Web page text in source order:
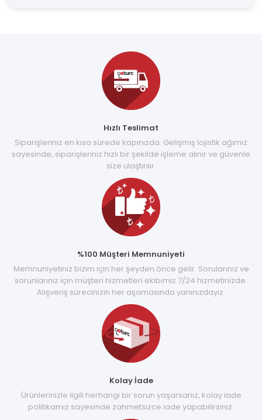
Hızlı Teslimat
Siparişleriniz en kısa sürede kapınızda. Gelişmiş lojistik ağımız
sayesinde, siparişleriniz hızlı bir şekilde işleme alınır ve güvenle
size ulaştırılır.
%100 Müşteri Memnuniyeti
Memnuniyetiniz bizim için her şeyden önce gelir. Sorularınız ve
sorunlarınız için müşteri hizmetleri ekibimiz 7/24 hizmetinizde.
Alışveriş sürecinizin her aşamasında yanınızdayız.
Kolay İade
Ürünlerinizle ilgili herhangi bir sorun yaşarsanız, kolay iade
politikamız sayesinde zahmetsizce iade yapabilirsiniz.